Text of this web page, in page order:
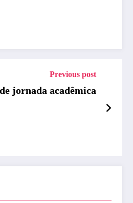
Previous post
jornada acadêmica